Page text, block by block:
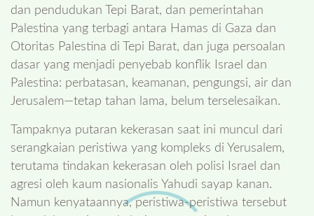
dan pendudukan Tepi Barat, dan pemerintahan
Palestina yang terbagi antara Hamas di Gaza dan
Otoritas Palestina di Tepi Barat, dan juga persoalan
dasar yang menjadi penyebab konflik Israel dan
Palestina: perbatasan, keamanan, pengungsi, air dan
Jerusalem—tetap tahan lama, belum terselesaikan.
Tampaknya putaran kekerasan saat ini muncul dari
serangkaian peristiwa yang kompleks di Yerusalem,
terutama tindakan kekerasan oleh polisi Israel dan
agresi oleh kaum nasionalis Yahudi sayap kanan.
Namun kenyataannya, peristiwa-peristiwa tersebut